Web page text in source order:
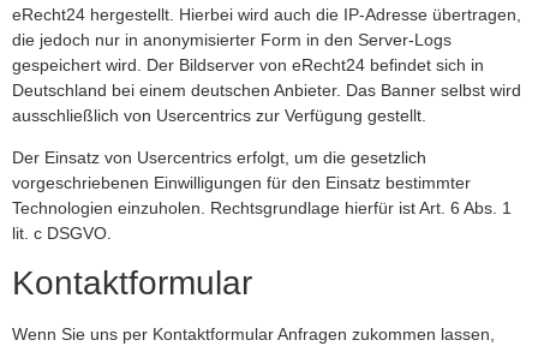
eRecht24 hergestellt. Hierbei wird auch die IP-Adresse übertragen,
die jedoch nur in anonymisierter Form in den Server-Logs
gespeichert wird. Der Bildserver von eRecht24 befindet sich in
Deutschland bei einem deutschen Anbieter. Das Banner selbst wird
ausschließlich von Usercentrics zur Verfügung gestellt.
Der Einsatz von Usercentrics erfolgt, um die gesetzlich
vorgeschriebenen Einwilligungen für den Einsatz bestimmter
Technologien einzuholen. Rechtsgrundlage hierfür ist Art. 6 Abs. 1
lit. c DSGVO.
Kontaktformular
Wenn Sie uns per Kontaktformular Anfragen zukommen lassen,